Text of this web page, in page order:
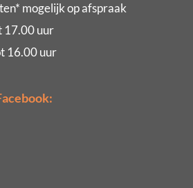
mogelijk op afspraak
17.00 uur
16.00 uur